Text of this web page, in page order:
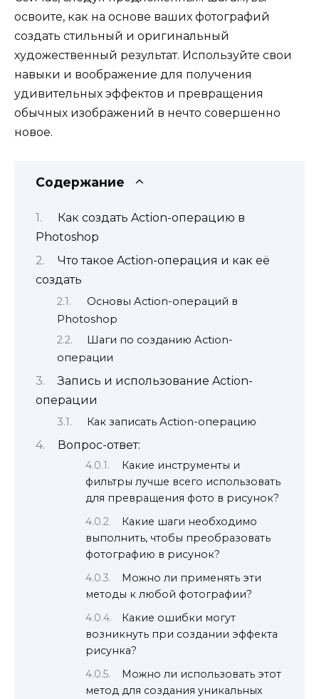
освоите, как на основе ваших фотографий
создать стильный и оригинальный
художественный результат. Используйте свои
навыки и воображение для получения
удивительных эффектов и превращения
обычных изображений в нечто совершенно
новое.
Содержание
Как создать Action-операцию в
Photoshop
Что такое Action-операция и как её
создать
Основы Action-операций в
Photoshop
Шаги по созданию Action-
операции
Запись и использование Action-
операции
Как записать Action-операцию
Вопрос-ответ:
Какие инструменты и
фильтры лучше всего использовать
для превращения фото в рисунок?
Какие шаги необходимо
выполнить, чтобы преобразовать
фотографию в рисунок?
Можно ли применять эти
методы к любой фотографии?
Какие ошибки могут
возникнуть при создании эффекта
рисунка?
Можно ли использовать этот
метод для создания уникальных